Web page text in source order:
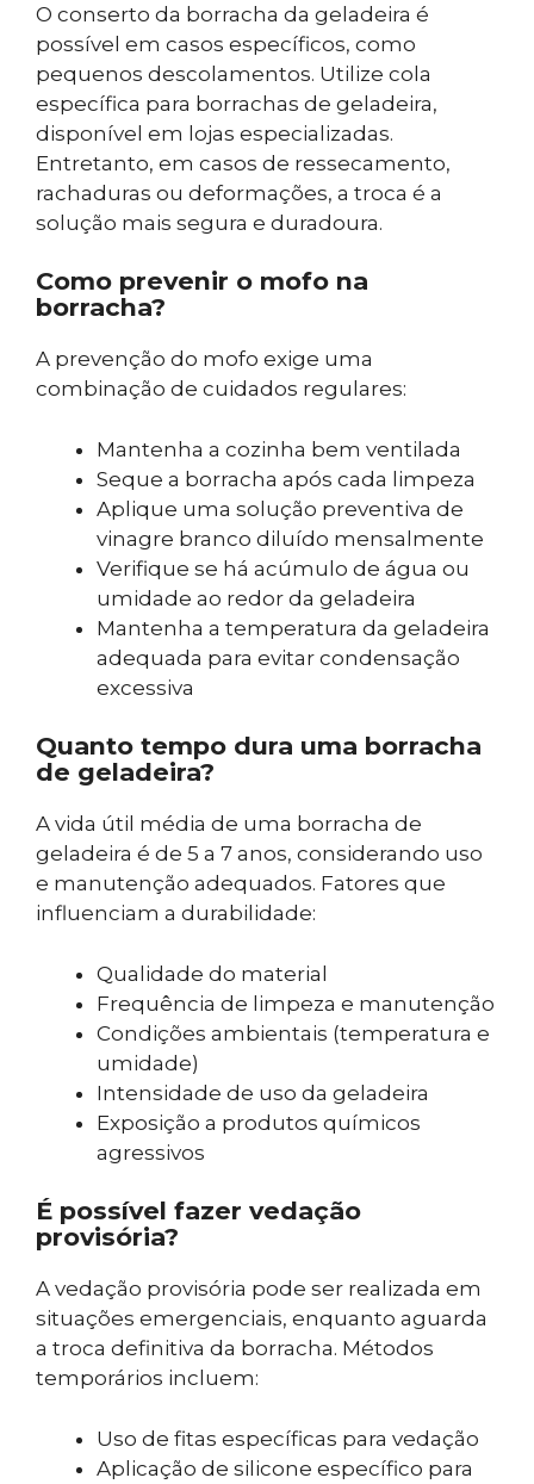
O conserto da borracha da geladeira é
possível em casos específicos, como
pequenos descolamentos. Utilize cola
específica para borrachas de geladeira,
disponível em lojas especializadas.
Entretanto, em casos de ressecamento,
rachaduras ou deformações, a troca é a
solução mais segura e duradoura.
Como prevenir o mofo na
borracha?
A prevenção do mofo exige uma
combinação de cuidados regulares:
Mantenha a cozinha bem ventilada
Seque a borracha após cada limpeza
Aplique uma solução preventiva de
vinagre branco diluído mensalmente
Verifique se há acúmulo de água ou
umidade ao redor da geladeira
Mantenha a temperatura da geladeira
adequada para evitar condensação
excessiva
Quanto tempo dura uma borracha
de geladeira?
A vida útil média de uma borracha de
geladeira é de 5 a 7 anos, considerando uso
e manutenção adequados. Fatores que
influenciam a durabilidade:
Qualidade do material
Frequência de limpeza e manutenção
Condições ambientais (temperatura e
umidade)
Intensidade de uso da geladeira
Exposição a produtos químicos
agressivos
É possível fazer vedação
provisória?
A vedação provisória pode ser realizada em
situações emergenciais, enquanto aguarda
a troca definitiva da borracha. Métodos
temporários incluem:
Uso de fitas específicas para vedação
Aplicação de silicone específico para